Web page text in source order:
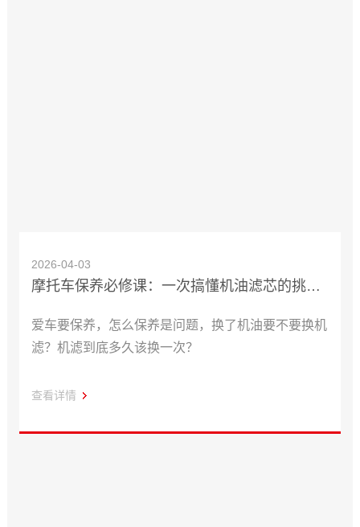
2026-04-03
摩托车保养必修课：一次搞懂机油滤芯的挑选与更换
爱车要保养，怎么保养是问题，换了机油要不要换机
滤？机滤到底多久该换一次？
查看详情